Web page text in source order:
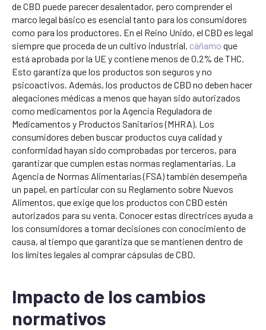
de CBD puede parecer desalentador, pero comprender el
marco legal básico es esencial tanto para los consumidores
como para los productores. En el Reino Unido, el CBD es legal
siempre que proceda de un cultivo industrial. cáñamo que
está aprobada por la UE y contiene menos de 0,2% de THC.
Esto garantiza que los productos son seguros y no
psicoactivos. Además, los productos de CBD no deben hacer
alegaciones médicas a menos que hayan sido autorizados
como medicamentos por la Agencia Reguladora de
Medicamentos y Productos Sanitarios (MHRA). Los
consumidores deben buscar productos cuya calidad y
conformidad hayan sido comprobadas por terceros, para
garantizar que cumplen estas normas reglamentarias. La
Agencia de Normas Alimentarias (FSA) también desempeña
un papel, en particular con su Reglamento sobre Nuevos
Alimentos, que exige que los productos con CBD estén
autorizados para su venta. Conocer estas directrices ayuda a
los consumidores a tomar decisiones con conocimiento de
causa, al tiempo que garantiza que se mantienen dentro de
los límites legales al comprar cápsulas de CBD.
Impacto de los cambios
normativos